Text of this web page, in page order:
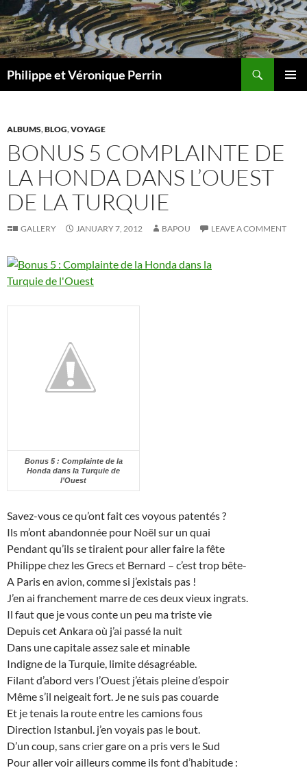
to
content
Philippe et Véronique Perrin
ALBUMS,BLOG,VOYAGE
BONUS 5 COMPLAINTE DE
LA HONDA DANS L’OUEST
DE LA TURQUIE
GALLERY JANUARY 7, 2012 BAPOU LEAVE A COMMENT
Bonus 5 : Complainte de la
Honda dans la Turquie de
l’Ouest
Savez-vous ce qu’ont fait ces voyous patentés ?
Ils m’ont abandonnée pour Noël sur un quai
Pendant qu’ils se tiraient pour aller faire la fête
Philippe chez les Grecs et Bernard – c’est trop bête-
A Paris en avion, comme si j’existais pas !
J’en ai franchement marre de ces deux vieux ingrats.
Il faut que je vous conte un peu ma triste vie
Depuis cet Ankara où j’ai passé la nuit
Dans une capitale assez sale et minable
Indigne de la Turquie, limite désagréable.
Filant d’abord vers l’Ouest j’étais pleine d’espoir
Même s’il neigeait fort. Je ne suis pas couarde
Et je tenais la route entre les camions fous
Direction Istanbul. j’en voyais pas le bout.
D’un coup, sans crier gare on a pris vers le Sud
Pour aller voir ailleurs comme ils font d’habitude :